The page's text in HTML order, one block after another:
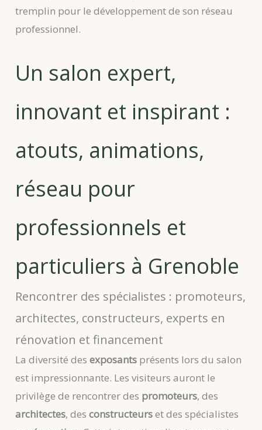
tremplin pour le développement de son réseau
professionnel.
Un salon expert,
innovant et inspirant :
atouts, animations,
réseau pour
professionnels et
particuliers à Grenoble
Rencontrer des spécialistes : promoteurs,
architectes, constructeurs, experts en
rénovation et financement
La diversité desexposants présents lors du salon
est impressionnante. Les visiteurs auront le
privilège de rencontrer des promoteurs, des
architectes, desconstructeurset des spécialistes